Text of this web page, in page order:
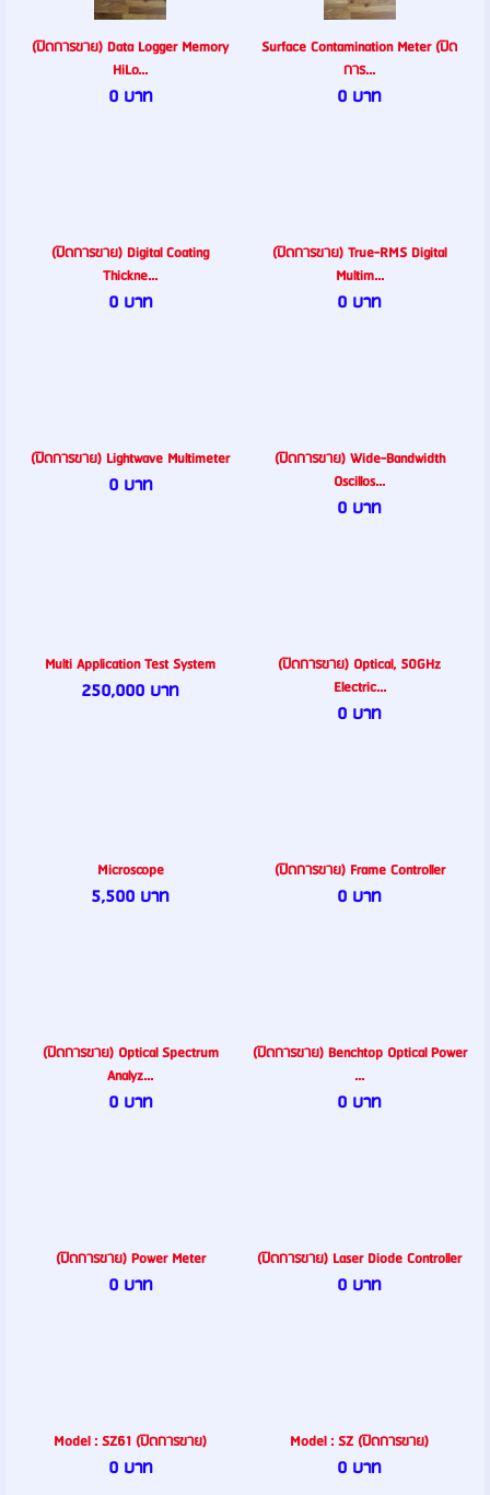
(ปิดการขาย) Data Logger Memory
HiLo...
0 บาท
Surface Contamination Meter (ปิด
การ...
0 บาท
(ปิดการขาย) Digital Coating
Thickne...
0 บาท
(ปิดการขาย) True-RMS Digital
Multim...
0 บาท
(ปิดการขาย) Lightwave Multimeter
0 บาท
(ปิดการขาย) Wide-Bandwidth
Oscillos...
0 บาท
Multi Application Test System
250,000 บาท
(ปิดการขาย) Optical, 50GHz
Electric...
0 บาท
Microscope
5,500 บาท
(ปิดการขาย) Frame Controller
0 บาท
(ปิดการขาย) Optical Spectrum
Analyz...
0 บาท
(ปิดการขาย) Benchtop Optical Power
...
0 บาท
(ปิดการขาย) Power Meter
0 บาท
(ปิดการขาย) Laser Diode Controller
0 บาท
Model : SZ61 (ปิดการขาย)
0 บาท
Model : SZ (ปิดการขาย)
0 บาท